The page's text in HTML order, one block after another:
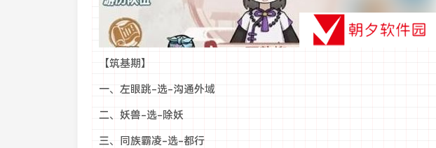
【筑基期】
一、左眼跳-选-沟通外域
二、妖兽-选-除妖
三、同族霸凌-选-都行